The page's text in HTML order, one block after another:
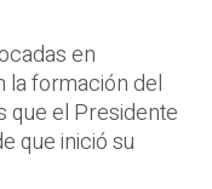
en
la formación del
que el Presidente
que inició su